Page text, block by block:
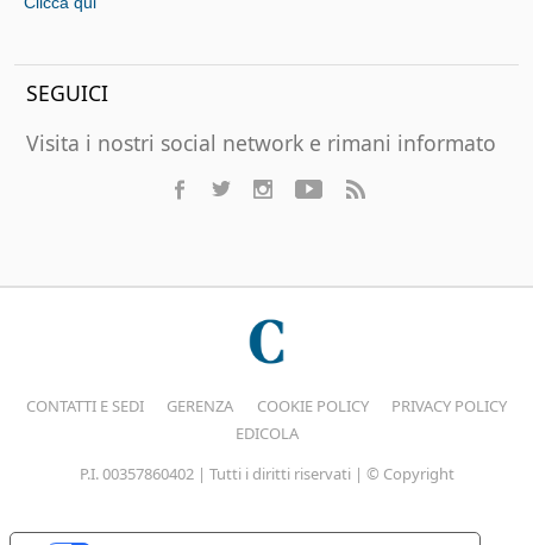
SEGUICI
Visita i nostri social network e rimani informato
CONTATTI E SEDI GERENZA COOKIE POLICY
PRIVACY POLICY
EDICOLA
P.I. 00357860402 | Tutti i diritti riservati | © Copyright